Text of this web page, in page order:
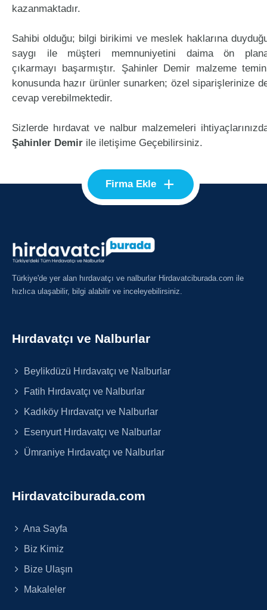
kazanmaktadır.
Sahibi olduğu; bilgi birikimi ve meslek haklarına
saygı ile müşteri memnuniyetini daima ön
çıkarmayı başarmıştır. Şahinler Demir malzeme
konusunda hazır ürünler sunarken; özel siparişlerinize
cevap verebilmektedir.
Sizlerde hırdavat ve nalbur malzemeleri
Şahinler Demir ile iletişime Geçebilirsiniz.
Firma Ekle +
Türkiye'de yer alan hırdavatçı ve nalburlar Hirdavatciburada.com ile
hızlıca ulaşabilir, bilgi alabilir ve inceleyebilirsiniz.
Hırdavatçı ve Nalburlar
Beylikdüzü Hırdavatçı ve Nalburlar
Fatih Hırdavatçı ve Nalburlar
Kadıköy Hırdavatçı ve Nalburlar
Esenyurt Hırdavatçı ve Nalburlar
Ümraniye Hırdavatçı ve Nalburlar
Hirdavatciburada.com
Ana Sayfa
Biz Kimiz
Bize Ulaşın
Makaleler